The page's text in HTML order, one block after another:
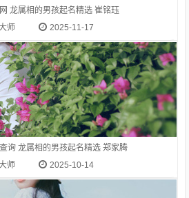
龙属相的男孩起名精选 崔铭珏
师
2025-11-17
代诸侯国名，在今河南省新郑县一带：
信教条，不顾客观实际的人）
询 龙属相的男孩起名精选 郑家腾
师
2025-10-14
荐-朱芷源朱芷源 为通过偏旁部首
)适合的偏旁部首为：水、金、玉、
、氵、钅、亻姓氏朱的笔画数是 6字解:
。朱批。朱笔。朱文（印章上的阳
旧时指豪富人家）。矿物